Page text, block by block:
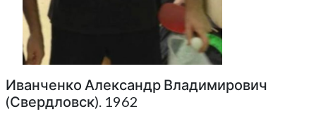
Иванченко Александр Владимирович
(Свердловск). 1962